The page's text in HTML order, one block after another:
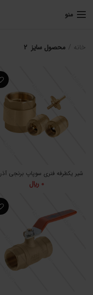
منو
خانه محصول سایز 2
شیر یکطرفه فنری سوپاپ برنجی آذر 105
0 ﷼